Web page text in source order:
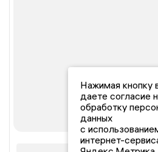
Нажимая кнопку
даете согласие
обработку
данных
с
интернет-